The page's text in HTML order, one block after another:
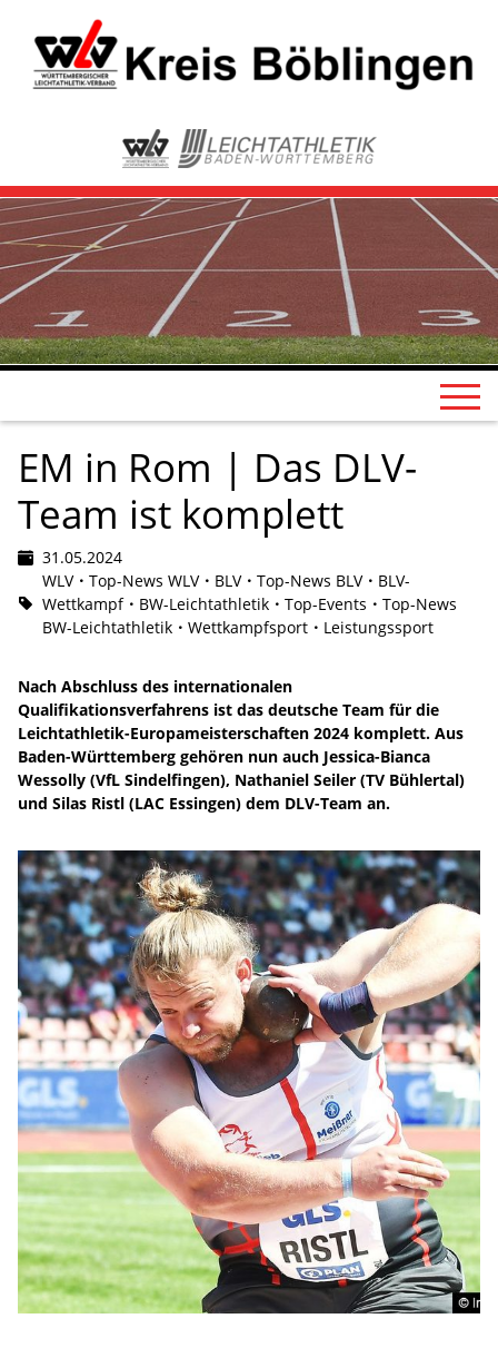
EM in Rom | Das DLV-
Team ist komplett
31.05.2024
WLV
Top-News WLV BLV Top-News BLV
BLV-
Wettkampf
BW-Leichtathletik Top-Events
Top-News
BW-Leichtathletik
Wettkampfsport Leistungssport
Nach Abschluss des internationalen
Qualifikationsverfahrens ist das deutsche Team für die
Leichtathletik-Europameisterschaften 2024 komplett. Aus
Baden-Württemberg gehören nun auch Jessica-Bianca
Wessolly (VfL Sindelfingen), Nathaniel Seiler (TV Bühlertal)
und Silas Ristl (LAC Essingen) dem DLV-Team an.